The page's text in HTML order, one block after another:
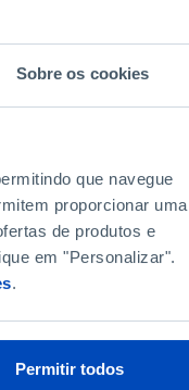
Sobre os cookies
que navegue
proporcionar uma
de produtos e
em "Personalizar".
.
Permitir todos
ORDENAR POR